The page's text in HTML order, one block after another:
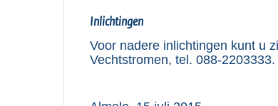
Inlichtingen
Voor nadere inlichtingen kunt u
Vechtstromen, tel. 088-2203333.